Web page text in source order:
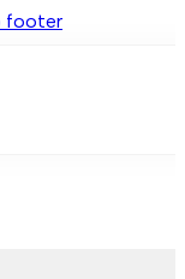
footer